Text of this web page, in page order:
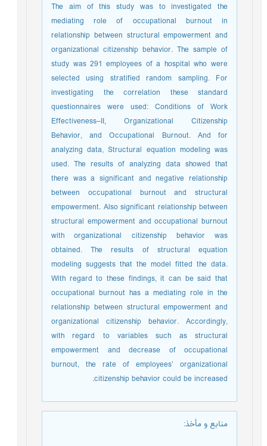
The aim of this study was to investigated the
mediating role of occupational burnout in
relationship between structural empowerment and
organizational citizenship behavior. The sample of
study was 291 employees of a hospital who were
selected using stratified random sampling. For
investigating the correlation these standard
questionnaires were used: Conditions of Work
Effectiveness–II, Organizational Citizenship
Behavior, and Occupational Burnout. And for
analyzing data, Structural equation modeling was
used. The results of analyzing data showed that
there was a significant and negative relationship
between occupational burnout and structural
empowerment. Also significant relationship between
structural empowerment and occupational burnout
with organizational citizenship behavior was
obtained. The results of structural equation
modeling suggests that the model fitted the data.
With regard to these findings, it can be said that
occupational burnout has a mediating role in the
relationship between structural empowerment and
organizational citizenship behavior. Accordingly,
with regard to variables such as structural
empowerment and decrease of occupational
burnout, the rate of employees’ organizational
citizenship behavior could be increased.
منابع و مأخذ: